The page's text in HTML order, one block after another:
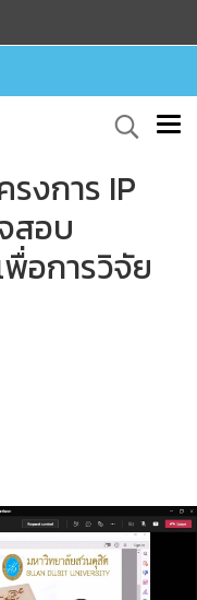
งการ IP
สอบ
อการวิจัย